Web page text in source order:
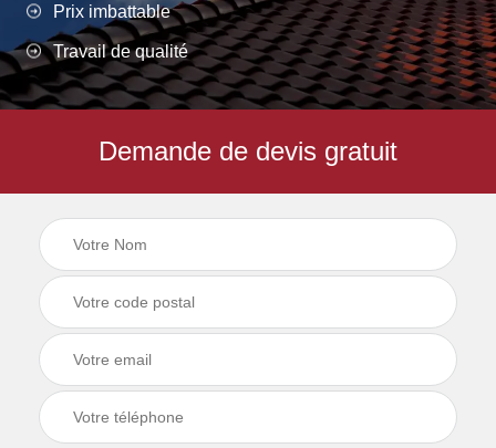
Prix imbattable
Travail de qualité
Demande de devis gratuit